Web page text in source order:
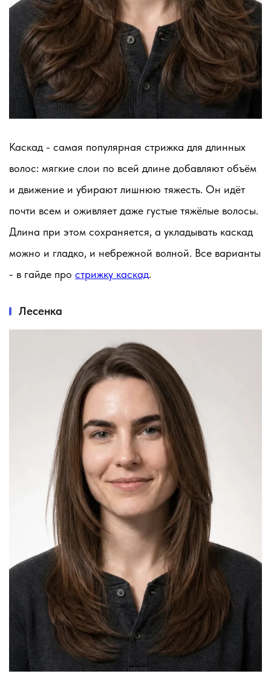
Каскад - самая популярная стрижка для длинных
волос: мягкие слои по всей длине добавляют объём
и движение и убирают лишнюю тяжесть. Он идёт
почти всем и оживляет даже густые тяжёлые волосы.
Длина при этом сохраняется, а укладывать каскад
можно и гладко, и небрежной волной. Все варианты
- в гайде про стрижку каскад.
Лесенка